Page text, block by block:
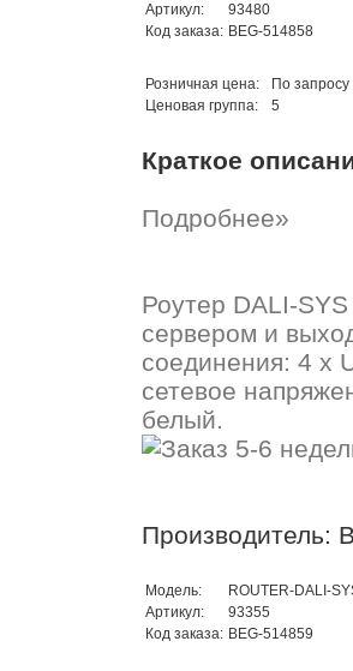
Артикул:
93480
Код заказа: BEG-514858
Розничная цена:
По запросу
Ценовая группа:
5
Краткое
Подробнее»
Роутер DALI-
сервером и
соединения: 4 x
сетевое
белый.
Производитель:
Модель:
ROUTER-DALI-
Артикул:
93355
Код заказа: BEG-514859